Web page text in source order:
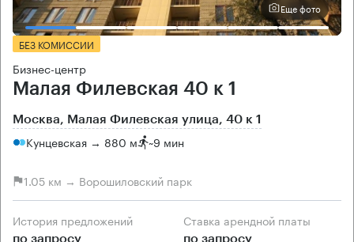
Еще фото
БЕЗ КОМИССИИ
Бизнес-центр
Малая Филевская 40 к 1
Москва, Малая Филевская улица, 40 к 1
Кунцевская → 880 м ~9 мин
1.05 км → Ворошиловский парк
История предложений
по запросу
Ставка арендной платы
по запросу